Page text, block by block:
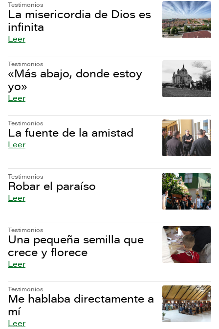
Testimonios
La misericordia de Dios es
infinita
Leer
Testimonios
«Más abajo, donde estoy
yo»
Leer
Testimonios
La fuente de la amistad
Leer
Testimonios
Robar el paraíso
Leer
Testimonios
Una pequeña semilla que
crece y florece
Leer
Testimonios
Me hablaba directamente a
mí
Leer